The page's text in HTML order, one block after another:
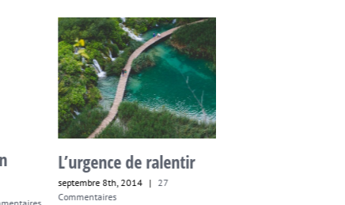
L’urgence de ralentir
septembre 8th, 2014
27
Commentaires